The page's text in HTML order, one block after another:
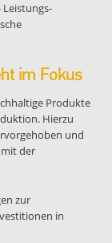
Leistungs-
im Fokus
Produkte
Hierzu
und
der
zur
in